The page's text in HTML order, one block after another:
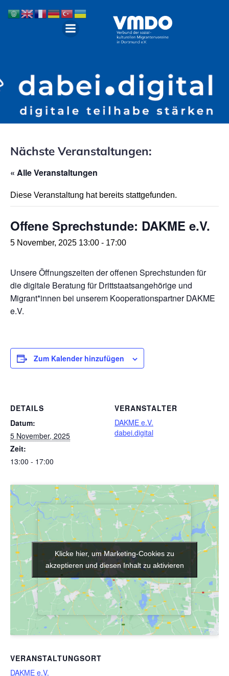
Nächste Veranstaltungen:
« Alle Veranstaltungen
Diese Veranstaltung hat bereits stattgefunden.
Offene Sprechstunde: DAKME e.V.
5 November, 2025 13:00 - 17:00
Unsere Öffnungszeiten der offenen Sprechstunden für
die digitale Beratung für Drittstaatsangehörige und
Migrant*innen bei unserem Kooperationspartner DAKME
e.V.
Zum Kalender hinzufügen
DETAILS
Datum:
5 November, 2025
Zeit:
13:00 - 17:00
VERANSTALTER
DAKME e.V.
dabei.digital
VERANSTALTUNGSORT
DAKME e.V.
Klicke hier, um Marketing-Cookies zu
akzeptieren und diesen Inhalt zu aktivieren
Klicke hier, um Marketing-Cookies zu
akzeptieren und diesen Inhalt zu aktivieren